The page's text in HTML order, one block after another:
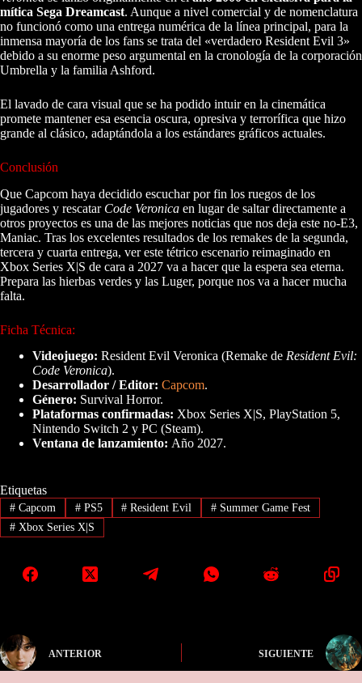
mítica Sega Dreamcast. Aunque a nivel comercial y de nomenclatura
no funcionó como una entrega numérica de la línea principal, para la
inmensa mayoría de los fans se trata del «verdadero Resident Evil 3»
debido a su enorme peso argumental en la cronología de la corporación
Umbrella y la familia Ashford.
El lavado de cara visual que se ha podido intuir en la cinemática
promete mantener esa esencia oscura, opresiva y terrorífica que hizo
grande al clásico, adaptándola a los estándares gráficos actuales.
Conclusión
Que Capcom haya decidido escuchar por fin los ruegos de los
jugadores y rescatar Code Veronica en lugar de saltar directamente a
otros proyectos es una de las mejores noticias que nos deja este no-E3,
Maniac. Tras los excelentes resultados de los remakes de la segunda,
tercera y cuarta entrega, ver este tétrico escenario reimaginado en
Xbox Series X|S de cara a 2027 va a hacer que la espera sea eterna.
Prepara las hierbas verdes y las Luger, porque nos va a hacer mucha
falta.
Ficha Técnica:
Videojuego: Resident Evil Veronica (Remake de Resident Evil:
Code Veronica).
Desarrollador / Editor: Capcom.
Género: Survival Horror.
Plataformas confirmadas: Xbox Series X|S, PlayStation 5,
Nintendo Switch 2 y PC (Steam).
Ventana de lanzamiento: Año 2027.
Etiquetas
#Capcom #PS5 # Resident Evil # Summer Game Fest
#Xbox Series X|S
ANTERIOR SIGUIENTE